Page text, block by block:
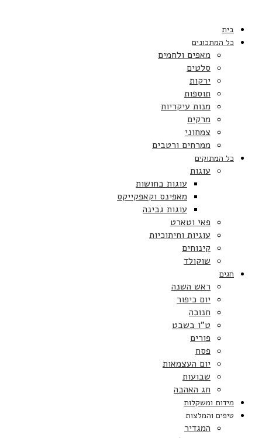
בית
כל המתכונים
מאפים ולחמים
סלטים
ירקות
תוספות
מנות עיקריות
מרקים
צמחוני
ממרחים ורטבים
כל המתוקים
עוגות
עוגות בחושות
מאפינס וקאפקייקס
עוגות גבינה
פאי וטארט
עוגיות וחיתוכיות
קינוחים
שוקולד
חגים
ראש השנה
יום כיפור
חנוכה
ט”ו בשבט
פורים
פסח
יום העצמאות
שבועות
חג האהבה
מידות ומשקלות
טיפים והמלצות
המגדיר